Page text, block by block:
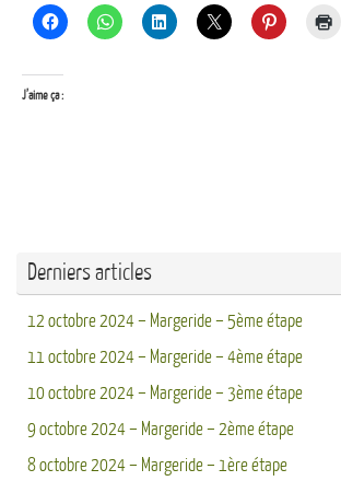
J’aime ça :
Derniers articles
12 octobre 2024 – Margeride – 5ème étape
11 octobre 2024 – Margeride – 4ème étape
10 octobre 2024 – Margeride – 3ème étape
9 octobre 2024 – Margeride – 2ème étape
8 octobre 2024 – Margeride – 1ère étape